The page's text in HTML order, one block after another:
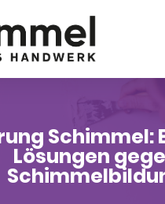
Schimmel:
Lösungen